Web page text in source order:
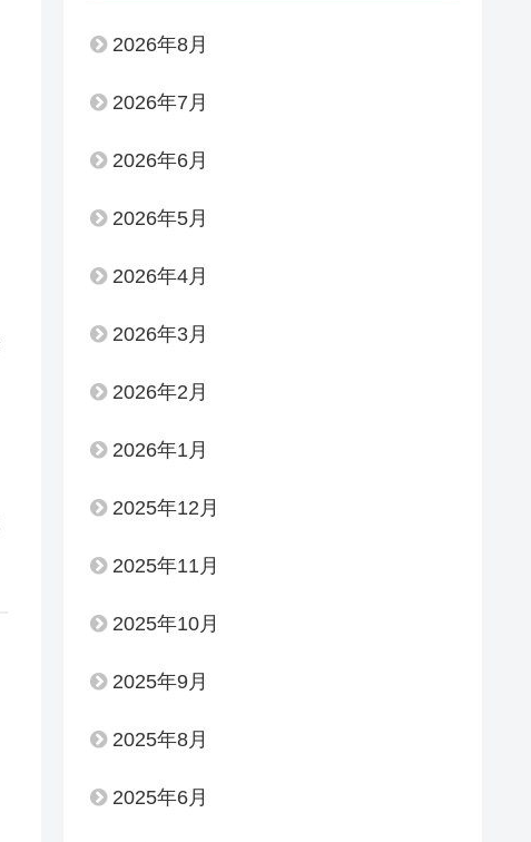
2026年8月
2026年7月
2026年6月
2026年5月
2026年4月
2026年3月
2026年2月
2026年1月
2025年12月
2025年11月
2025年10月
2025年9月
2025年8月
2025年6月